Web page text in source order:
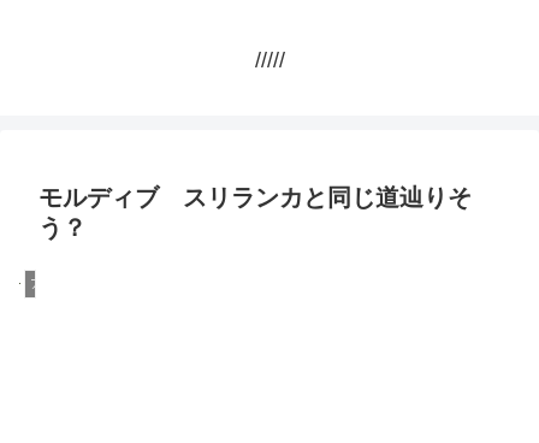
/////
モルディブ スリランカと同じ道辿りそ
う？
アメリカ